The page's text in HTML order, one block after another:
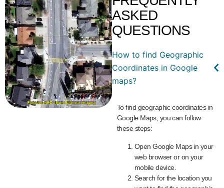
ASKED
QUESTIONS
How to find Geographic
Coordinates in Google
maps?
To find geographic coordinates in
Google Maps, you can follow
these steps:
Open Google Maps in your
web browser or on your
mobile device.
Search for the location you